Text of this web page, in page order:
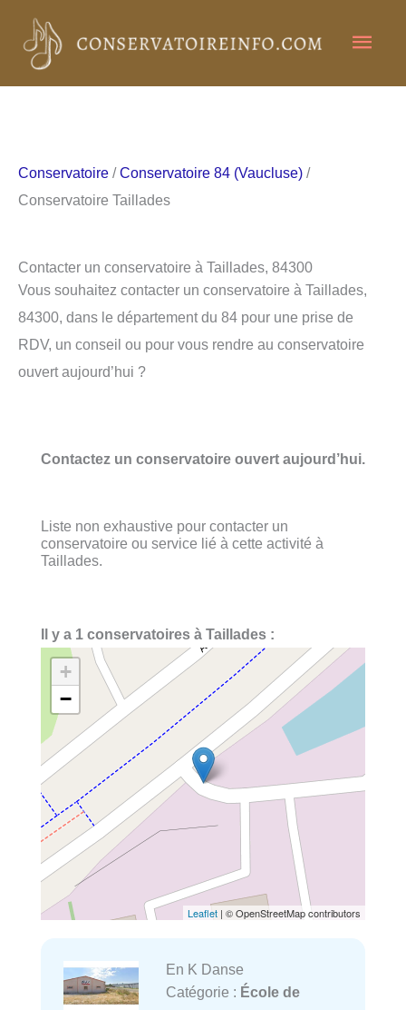
contenu
Conservatoire /Conservatoire 84 (Vaucluse) /
Conservatoire Taillades
Contacter un conservatoire à Taillades, 84300
Vous souhaitez contacter un conservatoire à Taillades,
84300, dans le département du 84 pour une prise de
RDV, un conseil ou pour vous rendre au conservatoire
ouvert aujourd’hui ?
Contactez un conservatoire ouvert aujourd’hui.
Liste non exhaustive pour contacter un
conservatoire ou service lié à cette activité à
Taillades.
Il y a 1 conservatoires à Taillades :
+
−
Leaflet | © OpenStreetMap contributors
En K Danse
Catégorie : École de